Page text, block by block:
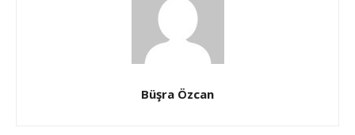
Büşra Özcan